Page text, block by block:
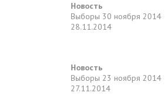
Новость
Выборы 30 ноября 2014
28.11.2014
Новость
Выборы 23 ноября 2014
27.11.2014